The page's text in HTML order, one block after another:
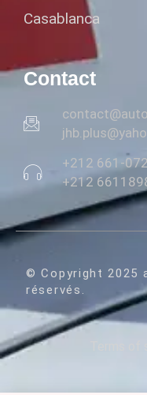
Casablanca
Contact
+212 661-
+212
© Copyright 2025
réservés.